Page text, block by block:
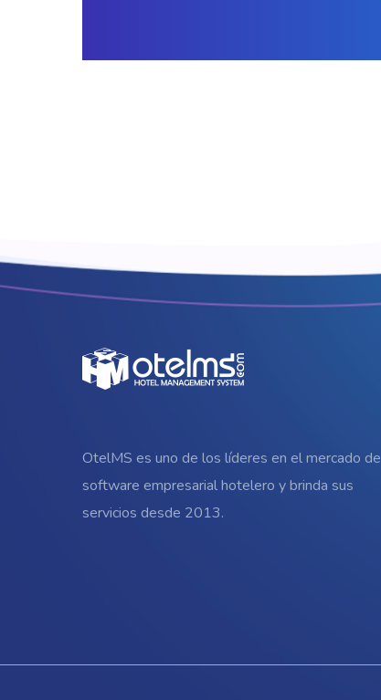
OtelMS es uno de los líderes en el mercado de
software empresarial hotelero y brinda sus
servicios desde 2013.